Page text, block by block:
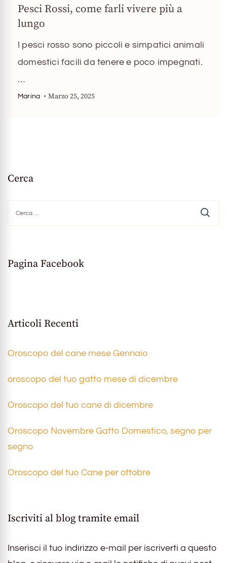
Pesci Rossi, come farli vivere più a
lungo
I pesci rosso sono piccoli e simpatici animali
domestici facili da tenere e poco impegnati.
…
Marina Marzo 25, 2025
Cerca
per:
Pagina Facebook
Articoli Recenti
Oroscopo del cane mese Gennaio
oroscopo del tuo gatto mese di dicembre
Oroscopo del tuo cane di dicembre
Oroscopo Novembre Gatto Domestico, segno per
segno
Oroscopo del tuo Cane per ottobre
Iscriviti al blog tramite email
Inserisci il tuo indirizzo e-mail per iscriverti a questo